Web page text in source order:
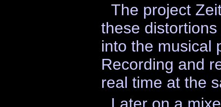
The project
these
into the musical
Recording and
real time at the